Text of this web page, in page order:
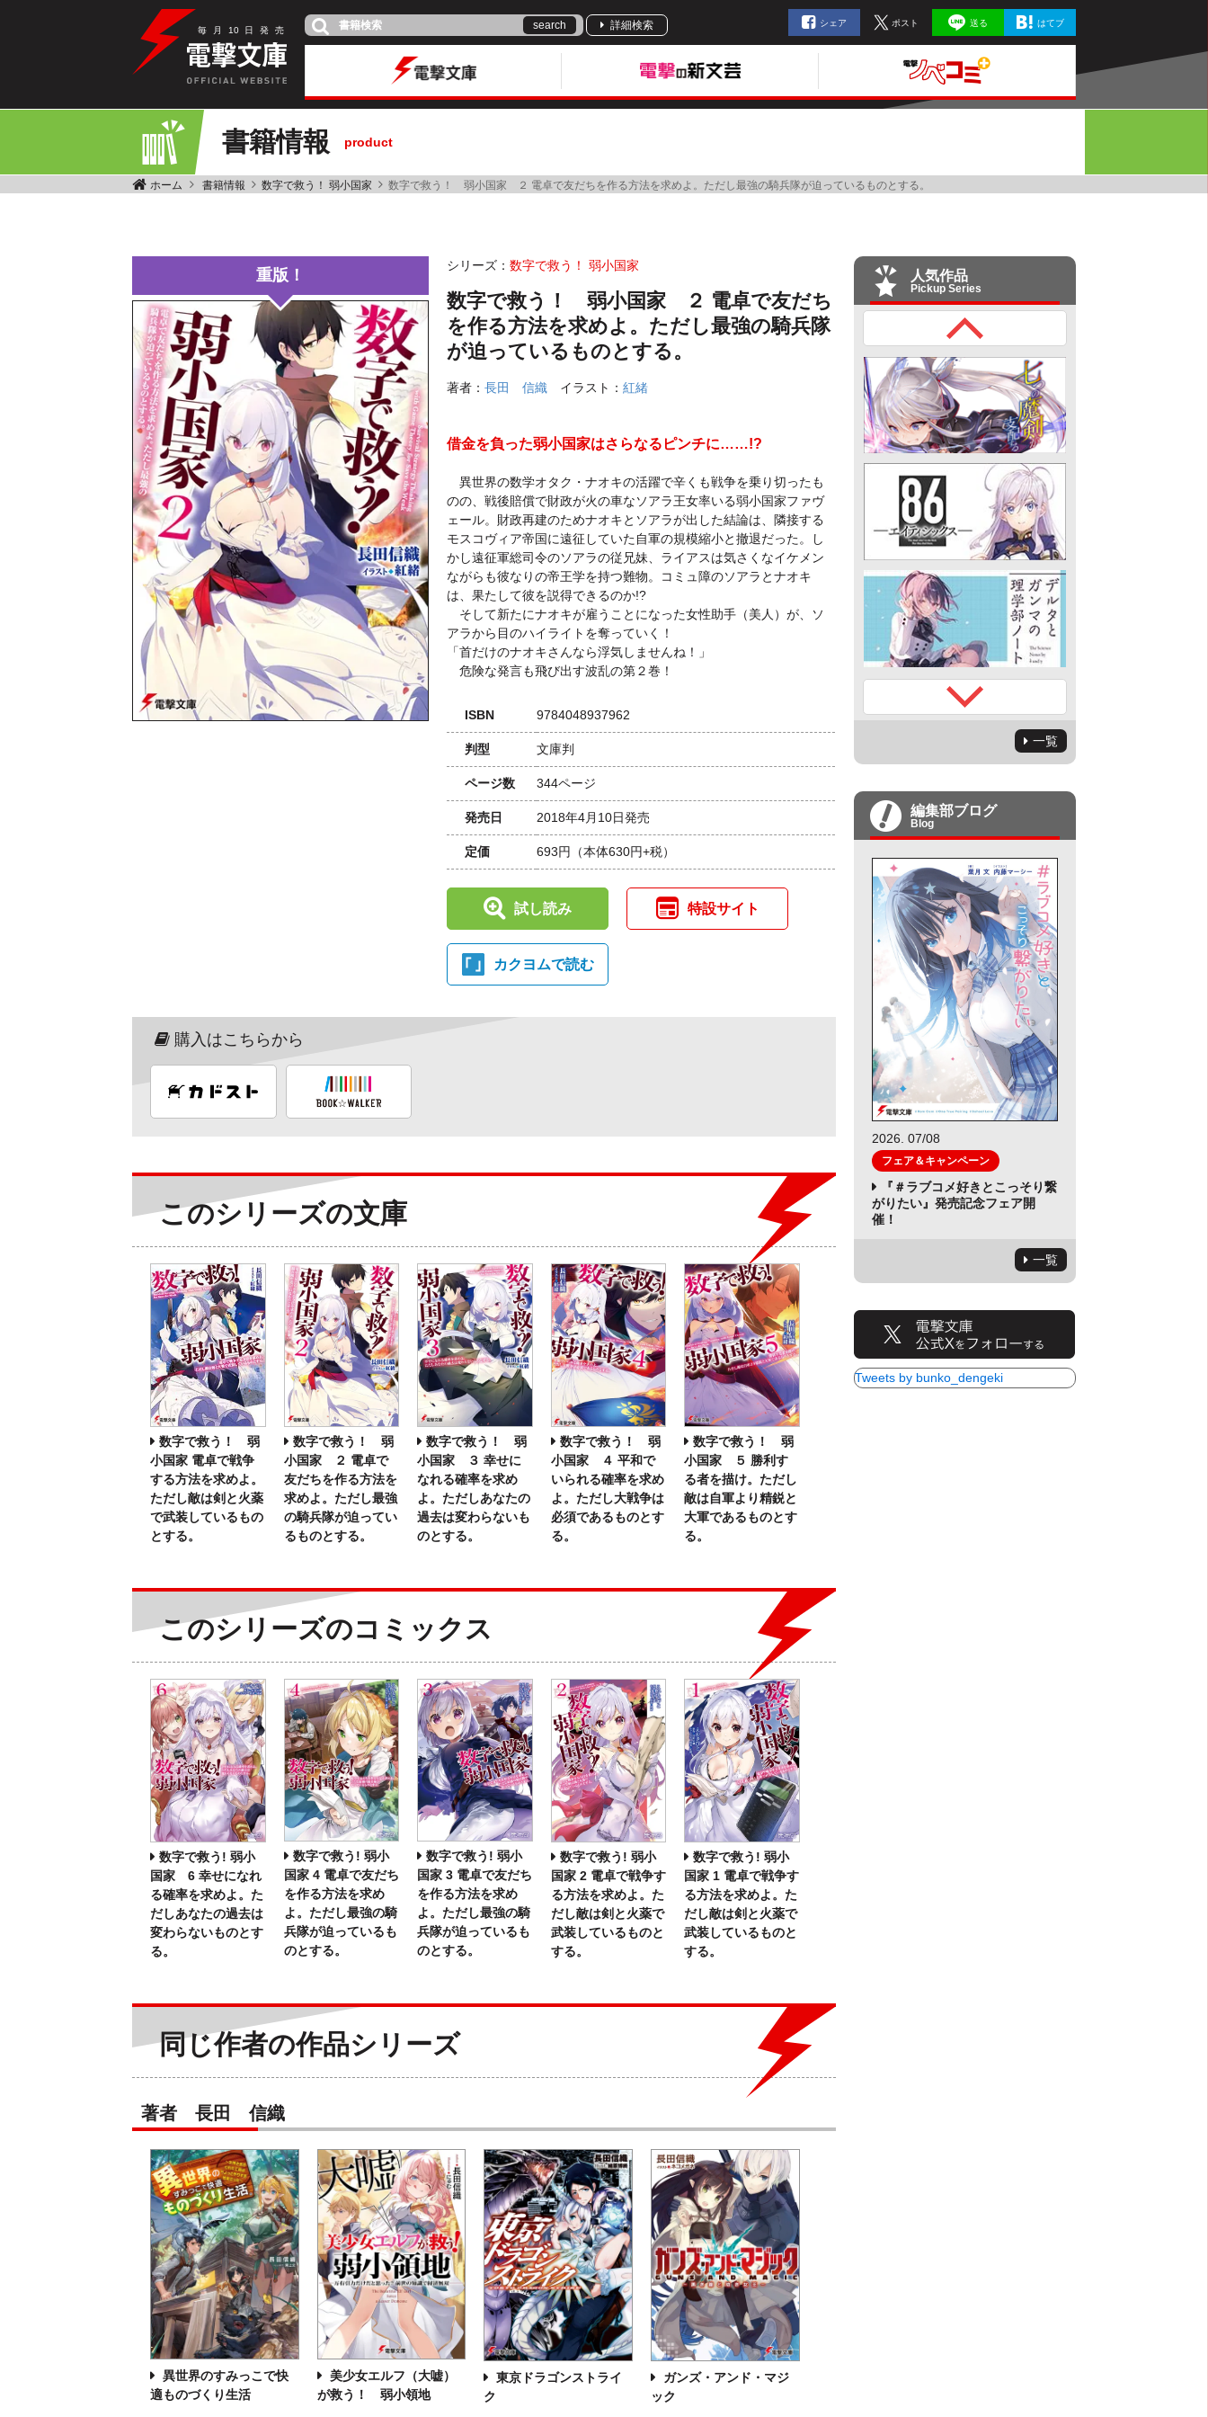
毎 月 10 日 発 売 search 詳細検索 シェア ポスト 送る はてブ
書籍情報 product
ホーム 書籍情報 数字で救う！ 弱小国家 数字で救う！ 弱小国家 ２ 電卓で友だちを作る方法を求めよ。ただし最強の騎兵隊が迫っているものとする。
重版！
シリーズ： 数字で救う！ 弱小国家
数字で救う！ 弱小国家 ２ 電卓で友だち
を作る方法を求めよ。ただし最強の騎兵隊
が迫っているものとする。
著者： 長田 信織 イラスト： 紅緒
借金を負った弱小国家はさらなるピンチに……!?
異世界の数学オタク・ナオキの活躍で辛くも戦争を乗り切ったも
のの、戦後賠償で財政が火の車なソアラ王女率いる弱小国家ファヴ
ェール。財政再建のためナオキとソアラが出した結論は、隣接する
モスコヴィア帝国に遠征していた自軍の規模縮小と撤退だった。し
かし遠征軍総司令のソアラの従兄妹、ライアスは気さくなイケメン
ながらも彼なりの帝王学を持つ難物。コミュ障のソアラとナオキ
は、果たして彼を説得できるのか!?
そして新たにナオキが雇うことになった女性助手（美人）が、ソ
アラから目のハイライトを奪っていく！
「首だけのナオキさんなら浮気しませんね！」
危険な発言も飛び出す波乱の第２巻！
ISBN 9784048937962
判型 文庫判
ページ数 344ページ
発売日 2018年4月10日発売
定価 693円 （本体630円+税）
試し読み 特設サイト
カクヨムで読む
購入はこちらから
このシリーズの文庫
数字で救う！ 弱
小国家 電卓で戦争
する方法を求めよ。
ただし敵は剣と火薬
で武装しているもの
とする。
数字で救う！ 弱
小国家 ２ 電卓で
友だちを作る方法を
求めよ。ただし最強
の騎兵隊が迫ってい
るものとする。
数字で救う！ 弱
小国家 ３ 幸せに
なれる確率を求め
よ。ただしあなたの
過去は変わらないも
のとする。
数字で救う！ 弱
小国家 ４ 平和で
いられる確率を求め
よ。ただし大戦争は
必須であるものとす
る。
数字で救う！ 弱
小国家 ５ 勝利す
る者を描け。ただし
敵は自軍より精鋭と
大軍であるものとす
る。
このシリーズのコミックス
数字で救う! 弱小
国家 6 幸せになれ
る確率を求めよ。た
だしあなたの過去は
変わらないものとす
る。
数字で救う! 弱小
国家 4 電卓で友だち
を作る方法を求め
よ。ただし最強の騎
兵隊が迫っているも
のとする。
数字で救う! 弱小
国家 3 電卓で友だち
を作る方法を求め
よ。ただし最強の騎
兵隊が迫っているも
のとする。
数字で救う! 弱小
国家 2 電卓で戦争す
る方法を求めよ。た
だし敵は剣と火薬で
武装しているものと
する。
数字で救う! 弱小
国家 1 電卓で戦争す
る方法を求めよ。た
だし敵は剣と火薬で
武装しているものと
する。
同じ作者の作品シリーズ
著者 長田 信織
異世界のすみっこで快
適ものづくり生活
美少女エルフ（大嘘）
が救う！ 弱小領地
東京ドラゴンストライ
ク
ガンズ・アンド・マジ
ック
人気作品
Pickup Series
一覧
編集部ブログ
Blog
2026. 07/08
フェア＆キャンペーン
『＃ラブコメ好きとこっそり繋
がりたい』発売記念フェア開
催！
一覧
Tweets by bunko_dengeki